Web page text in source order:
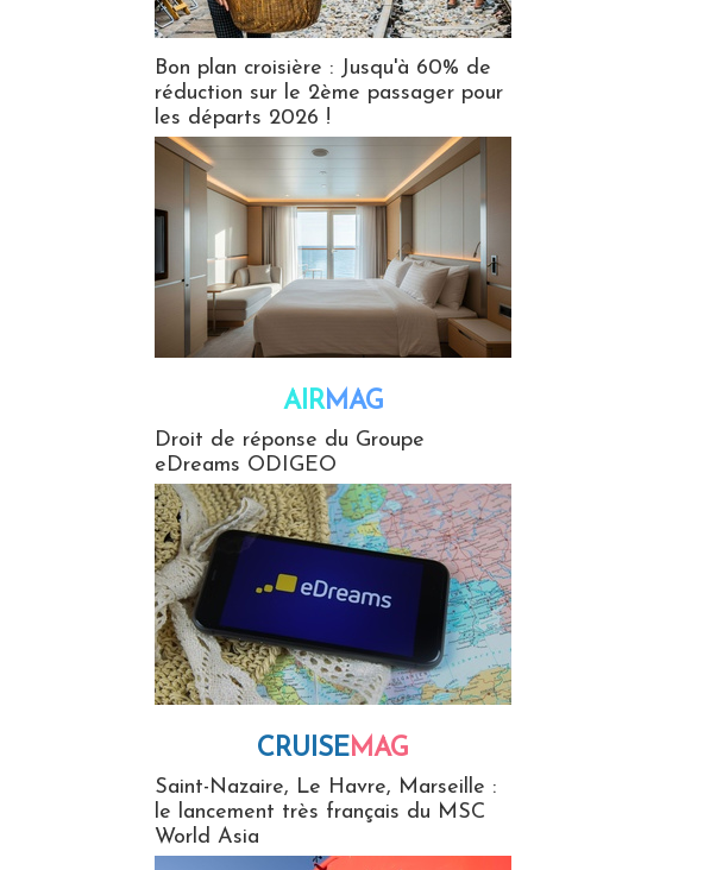
Bon plan croisière : Jusqu'à 60% de
réduction sur le 2ème passager pour
les départs 2026 !
AIRMAG
Droit de réponse du Groupe
eDreams ODIGEO
CRUISEMAG
Saint-Nazaire, Le Havre, Marseille :
le lancement très français du MSC
World Asia